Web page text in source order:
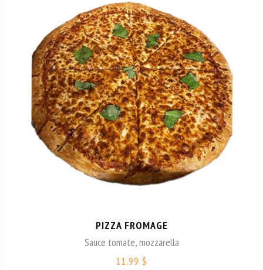
PIZZA FROMAGE
Sauce tomate, mozzarella
11.99 $